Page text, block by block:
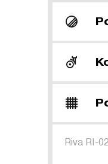
Riva RI-